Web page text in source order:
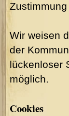
Wir weisen
der
lückenloser
möglich.
Cookies